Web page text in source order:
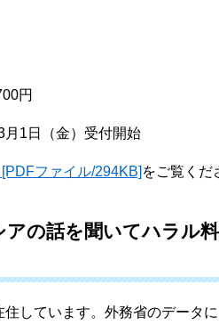
円
1日（金）受付開始
ファイル/294KB] をご覧くだ
の話を聞いてハラル
しています。外務省のデータに